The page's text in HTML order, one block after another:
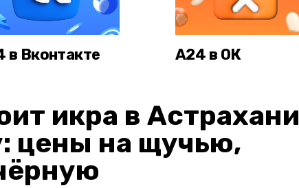
в Вконтакте А24 в ОК
икра в Астрахани
цены на щучью,